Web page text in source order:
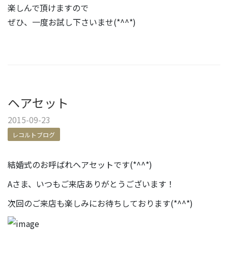
楽しんで頂けますので
ぜひ、一度お試し下さいませ(*^^*)
ヘアセット
2015-09-23
レコルトブログ
結婚式のお呼ばれヘアセットです(*^^*)
Aさま、いつもご来店ありがとうございます！
次回のご来店も楽しみにお待ちしております(*^^*)